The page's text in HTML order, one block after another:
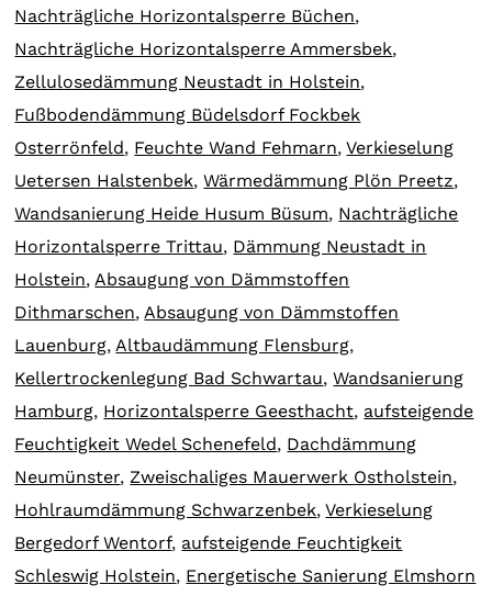
Nachträgliche Horizontalsperre Büchen,
Nachträgliche Horizontalsperre Ammersbek,
Zellulosedämmung Neustadt in Holstein,
Fußbodendämmung Büdelsdorf Fockbek
Osterrönfeld, Feuchte Wand Fehmarn,Verkieselung
Uetersen Halstenbek,Wärmedämmung Plön Preetz,
Wandsanierung Heide Husum Büsum, Nachträgliche
Horizontalsperre Trittau, Dämmung Neustadt in
Holstein, Absaugung von Dämmstoffen
Dithmarschen, Absaugung von Dämmstoffen
Lauenburg, Altbaudämmung Flensburg,
Kellertrockenlegung Bad Schwartau,Wandsanierung
Hamburg, Horizontalsperre Geesthacht, aufsteigende
Feuchtigkeit Wedel Schenefeld, Dachdämmung
Neumünster, Zweischaliges Mauerwerk Ostholstein,
Hohlraumdämmung Schwarzenbek,Verkieselung
Bergedorf Wentorf, aufsteigende Feuchtigkeit
Schleswig Holstein, Energetische Sanierung Elmshorn